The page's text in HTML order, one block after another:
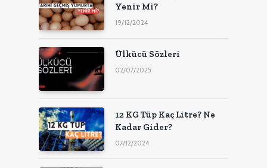
Yenir Mi?
19/12/2024
Ülkücü Sözleri
02/07/2025
12 KG Tüp Kaç Litre? Ne
Kadar Gider?
07/12/2024